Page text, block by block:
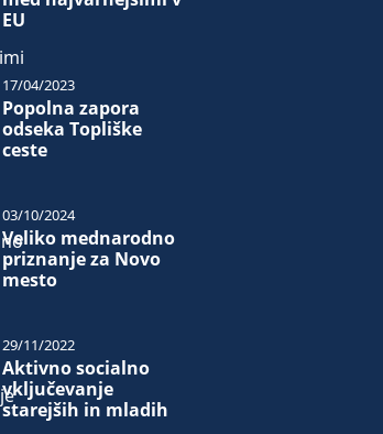
EU
Popolna zapora
odseka Topliške
ceste
17/04/2023
Veliko mednarodno
priznanje za Novo
mesto
03/10/2024
Aktivno socialno
vključevanje
starejših in mladih
29/11/2022